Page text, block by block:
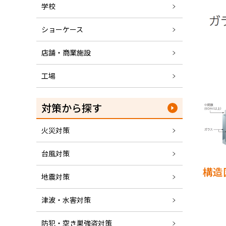
学校
ショーケース
店舗・商業施設
工場
対策から探す
火災対策
台風対策
地震対策
津波・水害対策
防犯・空き巣強盗対策
構造